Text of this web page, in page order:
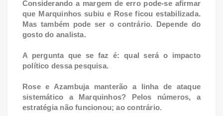
Considerando a margem de erro pode-se afirmar
que Marquinhos subiu e Rose ficou estabilizada.
Mas também pode ser o contrário. Depende do
gosto do analista.
A pergunta que se faz é: qual será o impacto
político dessa pesquisa.
Rose e Azambuja manterão a linha de ataque
sistemático a Marquinhos? Pelos números, a
estratégia não funcionou; ao contrário.